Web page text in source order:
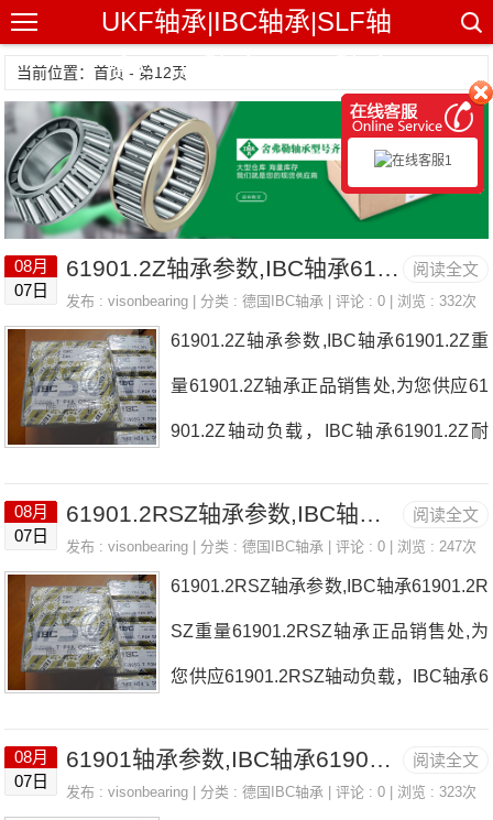
UKF轴承|IBC轴承|SLF轴
承|GRW轴承|NHBB轴承
当前位置：首页 - 第12页
阅读全文
08月
07日
61901.2Z轴承参数,IBC轴承61901.2Z重量
发布 :visonbearing | 分类 :德国IBC轴承 | 评论 : 0 | 浏览 : 332次
61901.2Z轴承参数,IBC轴承61901.2Z重
量61901.2Z轴承正品销售处,为您供应61
901.2Z轴动负载，IBC轴承61901.2Z耐
参数以及图纸，准确的61901.2Z轴承价
阅读全文
08月
07日
61901.2RSZ轴承参数,IBC轴承61901.2RSZ重量
发布 :visonbearing | 分类 :德国IBC轴承 | 评论 : 0 | 浏览 : 247次
61901.2RSZ轴承参数,IBC轴承61901.2R
SZ重量61901.2RSZ轴承正品销售处,为
您供应61901.2RSZ轴动负载，IBC轴承6
1.2RSZ轴承尺寸参数以及图纸，准确的6
阅读全文
08月
07日
61901轴承参数,IBC轴承61901重量
发布 :visonbearing | 分类 :德国IBC轴承 | 评论 : 0 | 浏览 : 323次